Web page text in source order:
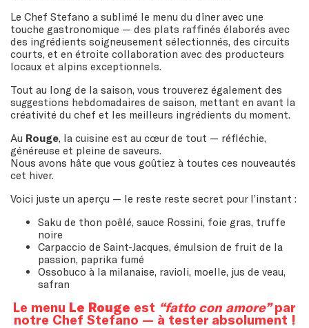
Le Chef Stefano a sublimé le menu du dîner avec une
touche gastronomique — des plats raffinés élaborés avec
des ingrédients soigneusement sélectionnés, des circuits
courts, et en étroite collaboration avec des producteurs
locaux et alpins exceptionnels.
Tout au long de la saison, vous trouverez également des
suggestions hebdomadaires de saison, mettant en avant la
créativité du chef et les meilleurs ingrédients du moment.
Au Rouge, la cuisine est au cœur de tout — réfléchie,
généreuse et pleine de saveurs.
Nous avons hâte que vous goûtiez à toutes ces nouveautés
cet hiver.
Voici juste un aperçu — le reste reste secret pour l’instant :
Saku de thon poêlé, sauce Rossini, foie gras, truffe
noire
Carpaccio de Saint-Jacques, émulsion de fruit de la
passion, paprika fumé
Ossobuco à la milanaise, ravioli, moelle, jus de veau,
safran
Le menu Le Rouge est “fatto con amore”par
notre Chef Stefano — à tester absolument !